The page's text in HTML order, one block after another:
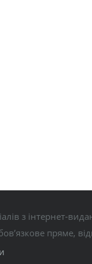
з інтернет-
пряме,